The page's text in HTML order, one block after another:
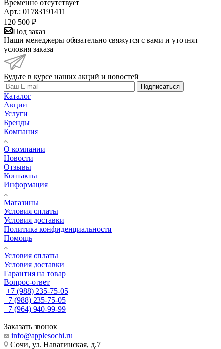
Временно отсутствует
Арт.: 01783191411
120 500 ₽
Под заказ
Наши менеджеры обязательно свяжутся с вами и уточнят
условия заказа
Будьте в курсе наших акций и новостей
Подписаться
Каталог
Акции
Услуги
Бренды
Компания
О компании
Новости
Отзывы
Контакты
Информация
Магазины
Условия оплаты
Условия доставки
Политика конфиденциальности
Помощь
Условия оплаты
Условия доставки
Гарантия на товар
Вопрос-ответ
+7 (988) 235-75-05
+7 (988) 235-75-05
+7 (964) 940-99-99
Заказать звонок
info@applesochi.ru
Сочи, ул. Навагинская, д.7